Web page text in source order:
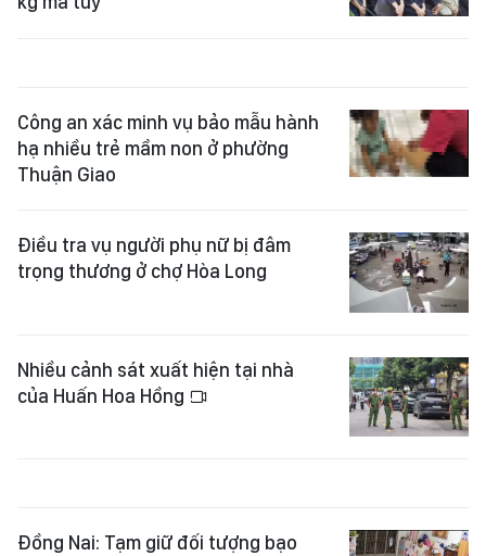
Công an xác minh vụ bảo mẫu hành
hạ nhiều trẻ mầm non ở phường
Thuận Giao
Điều tra vụ người phụ nữ bị đâm
trọng thương ở chợ Hòa Long
Nhiều cảnh sát xuất hiện tại nhà
của Huấn Hoa Hồng
Đồng Nai: Tạm giữ đối tượng bạo